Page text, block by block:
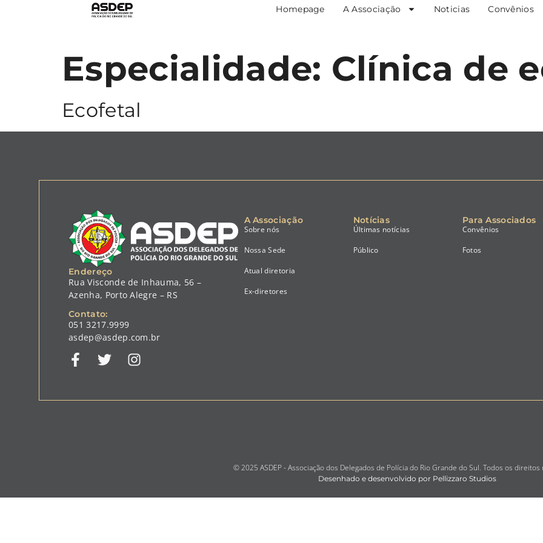
Homepage A Associação Noticias Convênios
Especialidade: Clínica de
Ecofetal
Endereço
Rua Visconde de Inhauma, 56 –
Azenha, Porto Alegre – RS
Contato:
051 3217.9999
asdep@asdep.com.br
A Associação
Sobre nós
Nossa Sede
Atual diretoria
Ex-diretores
Notícias
Últimas notícias
Público
Para Associados
Convênios
Fotos
© 2025 ASDEP - Associação dos Delegados de Polícia do Rio Grande do Sul. Todos os
Desenhado e desenvolvido por Pellizzaro Studios